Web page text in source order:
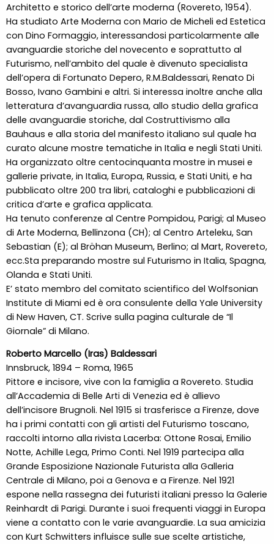
Architetto e storico dell’arte moderna (Rovereto, 1954).
Ha studiato Arte Moderna con Mario de Micheli ed Estetica
con Dino Formaggio, interessandosi particolarmente alle
avanguardie storiche del novecento e soprattutto al
Futurismo, nell’ambito del quale è divenuto specialista
dell’opera di Fortunato Depero, R.M.Baldessari, Renato Di
Bosso, Ivano Gambini e altri. Si interessa inoltre anche alla
letteratura d’avanguardia russa, allo studio della grafica
delle avanguardie storiche, dal Costruttivismo alla
Bauhaus e alla storia del manifesto italiano sul quale ha
curato alcune mostre tematiche in Italia e negli Stati Uniti.
Ha organizzato oltre centocinquanta mostre in musei e
gallerie private, in Italia, Europa, Russia, e Stati Uniti, e ha
pubblicato oltre 200 tra libri, cataloghi e pubblicazioni di
critica d’arte e grafica applicata.
Ha tenuto conferenze al Centre Pompidou, Parigi; al Museo
di Arte Moderna, Bellinzona (CH); al Centro Arteleku, San
Sebastian (E); al Bröhan Museum, Berlino; al Mart, Rovereto,
ecc.Sta preparando mostre sul Futurismo in Italia, Spagna,
Olanda e Stati Uniti.
E’ stato membro del comitato scientifico del Wolfsonian
Institute di Miami ed è ora consulente della Yale University
di New Haven, CT. Scrive sulla pagina culturale de “Il
Giornale” di Milano.
Roberto Marcello (Iras) Baldessari
Innsbruck, 1894 – Roma, 1965
Pittore e incisore, vive con la famiglia a Rovereto. Studia
all’Accademia di Belle Arti di Venezia ed è allievo
dell’incisore Brugnoli. Nel 1915 si trasferisce a Firenze, dove
ha i primi contatti con gli artisti del Futurismo toscano,
raccolti intorno alla rivista Lacerba: Ottone Rosai, Emilio
Notte, Achille Lega, Primo Conti. Nel 1919 partecipa alla
Grande Esposizione Nazionale Futurista alla Galleria
Centrale di Milano, poi a Genova e a Firenze. Nel 1921
espone nella rassegna dei futuristi italiani presso la Galerie
Reinhardt di Parigi. Durante i suoi frequenti viaggi in Europa
viene a contatto con le varie avanguardie. La sua amicizia
con Kurt Schwitters influisce sulle sue scelte artistiche,